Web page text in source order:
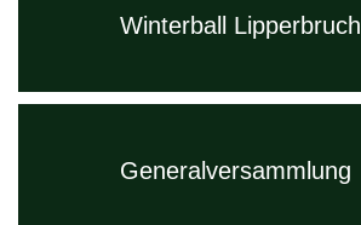
Winterball Lipperbruch
Generalversammlung